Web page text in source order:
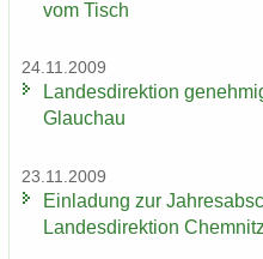
vom Tisch
24.11.2009
Lan­des­di­rek­ti­on
Glauch­au
23.11.2009
Ein­la­dung zur
Lan­des­di­rek­ti­on Chem­nitz